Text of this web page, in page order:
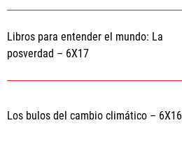
Libros para entender el mundo: La
posverdad – 6X17
Los bulos del cambio climático – 6X16